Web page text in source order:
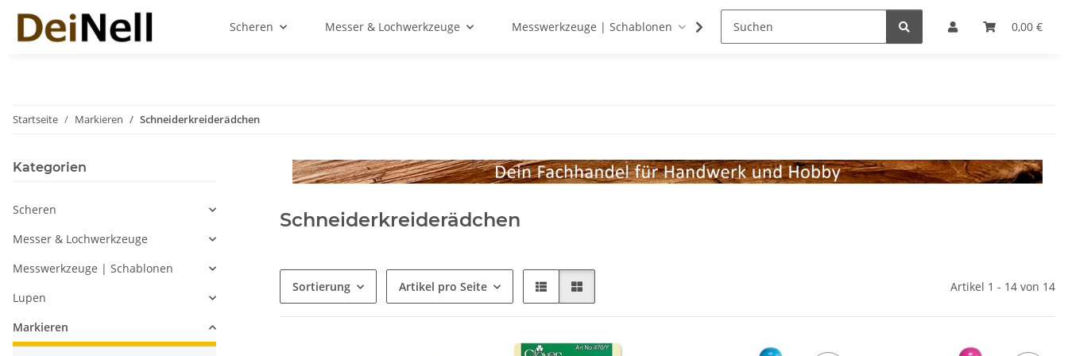
0,00 €
Scheren Messer & Lochwerkzeuge Messwerkzeuge | Schablonen Lupen Sonstiges SALE %
Startseite Markieren Schneiderkreiderädchen
Schneiderkreiderädchen
Sortierung Artikel pro Seite Artikel 1 - 14 von 14
Kategorien
Scheren
Messer & Lochwerkzeuge
Messwerkzeuge | Schablonen
Lupen
Markieren